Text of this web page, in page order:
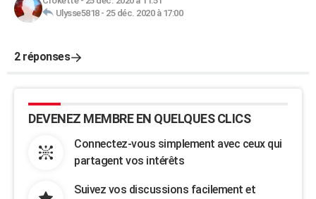
Ulysse5818- 25 déc. 2020 à 17:00
2 réponses
DEVENEZ MEMBRE EN QUELQUES CLICS
Connectez-vous simplement avec ceux qui
partagent vos intérêts
Suivez vos discussions facilement et